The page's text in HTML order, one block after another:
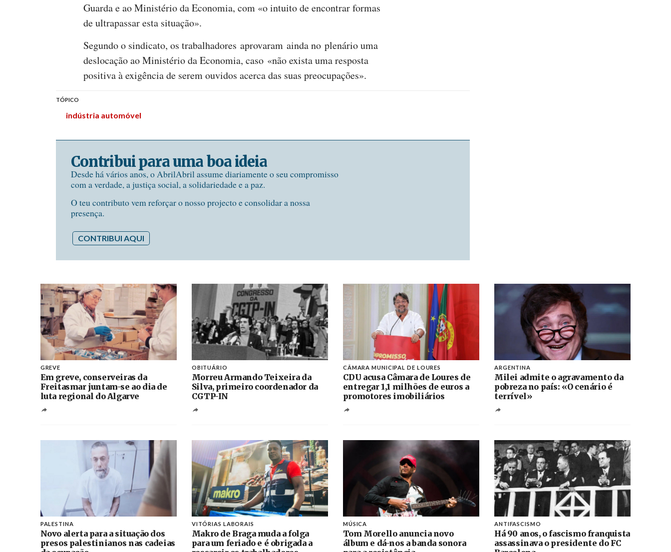
Guarda e ao Ministério da Economia, com «o intuito de encontrar formas
de ultrapassar esta situação».
Segundo o sindicato, os trabalhadores aprovaram ainda no plenário uma
deslocação ao Ministério da Economia, caso «não exista uma resposta
positiva à exigência de serem ouvidos acerca das suas preocupações».
TÓPICO
indústria automóvel
Contribui para uma boa ideia
Desde há vários anos, o AbrilAbril assume diariamente o seu compromisso
com a verdade, a justiça social, a solidariedade e a paz.
O teu contributo vem reforçar o nosso projecto e consolidar a nossa
presença.
CONTRIBUI AQUI
GREVE
Em greve, conserveiras da
Freitasmar juntam-se ao dia de
luta regional do Algarve
OBITUÁRIO
Morreu Armando Teixeira da
Silva, primeiro coordenador da
CGTP-IN
CÂMARA MUNICIPAL DE LOURES
CDU acusa Câmara de Loures de
entregar 1,1 milhões de euros a
promotores imobiliários
ARGENTINA
Milei admite o agravamento da
pobreza no país: «O cenário é
terrível»
PALESTINA
Novo alerta para a situação dos
presos palestinianos nas cadeias
VITÓRIAS LABORAIS
Makro de Braga muda a folga
para um feriado e é obrigada a
MÚSICA
Tom Morello anuncia novo
álbum e dá-nos a banda sonora
ANTIFASCISMO
Há 90 anos, o fascismo franquista
assassinava o presidente do FC